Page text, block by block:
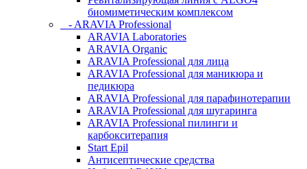
биомиметическим комплексом
- ARAVIA Professional
ARAVIA Laboratories
ARAVIA Organic
ARAVIA Professional для лица
ARAVIA Professional для маникюра и
педикюра
ARAVIA Professional для парафинотерапии
ARAVIA Professional для шугаринга
ARAVIA Professional пилинги и
карбокситерапия
Start Epil
Антисептические средства